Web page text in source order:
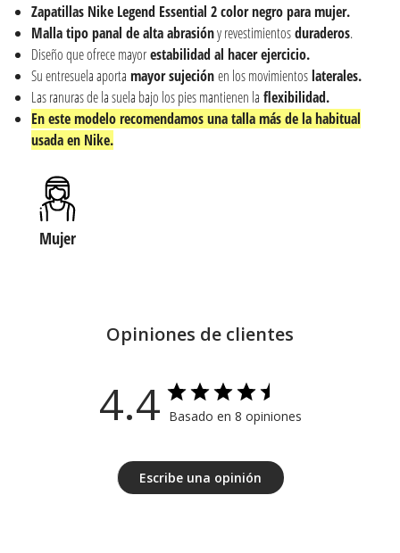
Zapatillas Nike Legend Essential 2 color negro para mujer.
Malla tipo panal de alta abrasióny revestimientosduraderos.
Diseño que ofrece mayorestabilidad al hacer ejercicio.
Su entresuela aporta mayorsujeciónen los movimientoslaterales.
Las ranuras de la suela bajo los pies mantienen la flexibilidad.
En este modelo recomendamos una talla más de la habitual
usada en Nike.
Mujer
Opiniones de clientes
4.4 Basado en 8 opiniones
Escribe una opinión